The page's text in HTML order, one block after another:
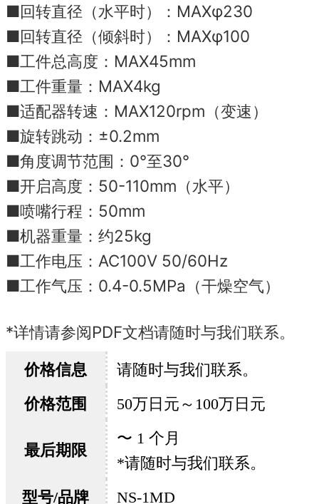
■回转直径（水平时）：MAXφ230
■回转直径（倾斜时）：MAXφ100
■工件总高度：MAX45mm
■工件重量：MAX4kg
■适配器转速：MAX120rpm（变速）
■旋转跳动：±0.2mm
■角度调节范围：0°至30°
■开启高度：50-110mm（水平）
■喷嘴行程：50mm
■机器重量：约25kg
■工作电压：AC100V 50/60Hz
■工作气压：0.4-0.5MPa（干燥空气）
*详情请参阅PDF文档请随时与我们联系。
价格信息
请随时与我们联系。
价格范围
50万日元～100万日元
最后期限
〜 1 个月
*请随时与我们联系。
型号/品牌
NS-1MD